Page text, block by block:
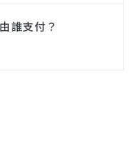
誰支付？